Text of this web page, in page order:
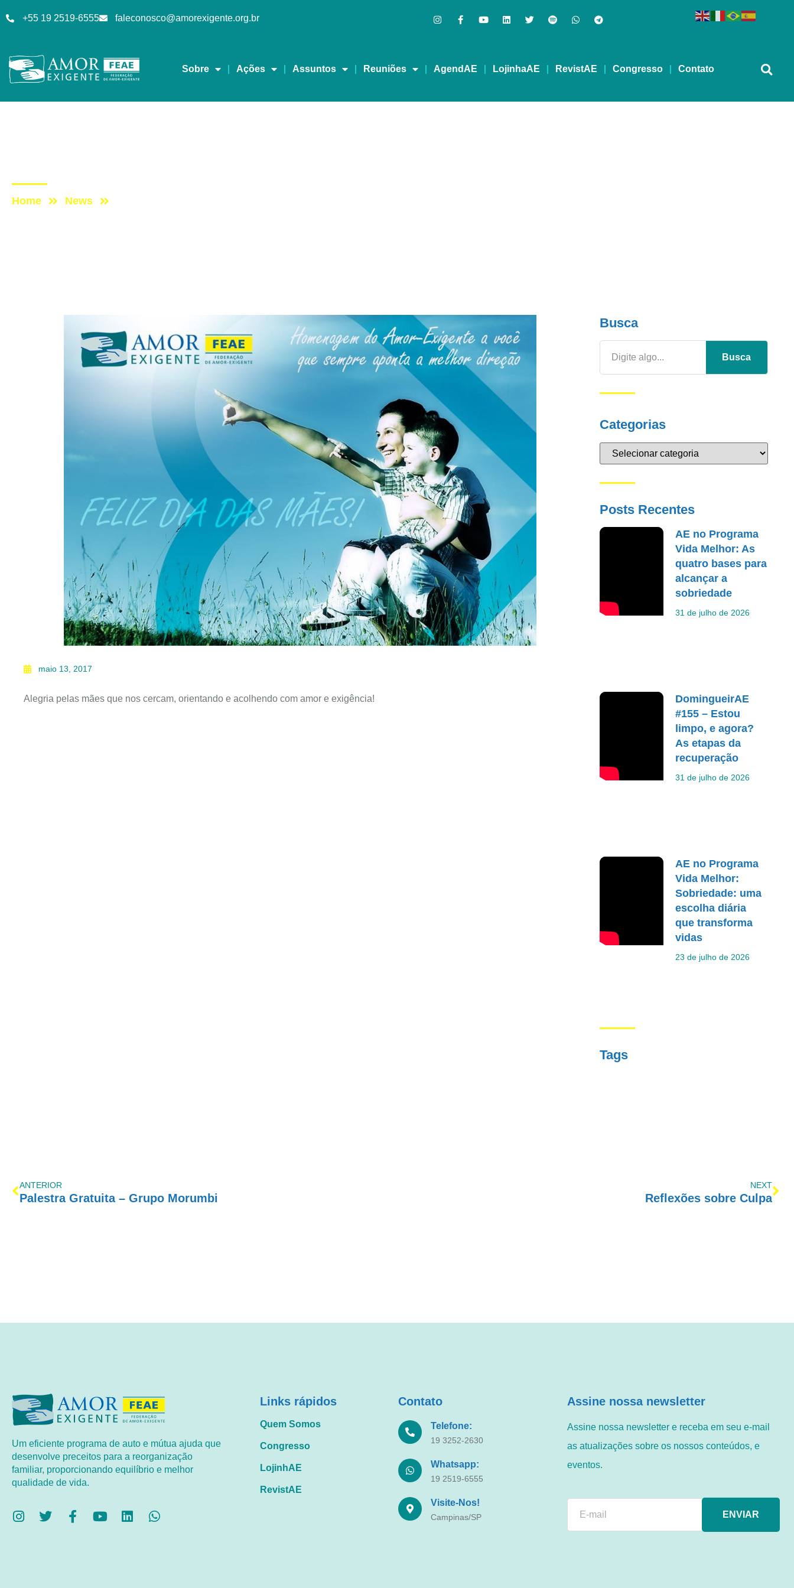
+55 19 2519-6555 faleconosco@amorexigente.org.br
Sobre Ações Assuntos Reuniões AgendAE LojinhaAE RevistAE Congresso Contato
Home News
maio 13, 2017
Alegria pelas mães que nos cercam, orientando e acolhendo com amor e exigência!
Busca
Busca
Categorias
Posts Recentes
AE no Programa
Vida Melhor: As
quatro bases para
alcançar a
sobriedade
31 de julho de 2026
DomingueirAE
#155 – Estou
limpo, e agora?
As etapas da
recuperação
31 de julho de 2026
AE no Programa
Vida Melhor:
Sobriedade: uma
escolha diária
que transforma
vidas
23 de julho de 2026
Tags
ANTERIOR
Palestra Gratuita – Grupo Morumbi
NEXT
Reflexões sobre Culpa
Um eficiente programa de auto e mútua ajuda que
desenvolve preceitos para a reorganização
familiar, proporcionando equilíbrio e melhor
qualidade de vida.
Links rápidos
Quem Somos
Congresso
LojinhAE
RevistAE
Contato
Telefone:
19 3252-2630
Whatsapp:
19 2519-6555
Visite-Nos!
Campinas/SP
Assine nossa newsletter
Assine nossa newsletter e receba em seu e-mail
as atualizações sobre os nossos conteúdos, e
eventos.
ENVIAR